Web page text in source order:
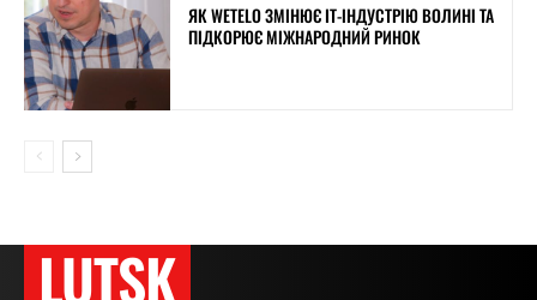
ЯК WETELO ЗМІНЮЄ IT-ІНДУСТРІЮ ВОЛИНІ ТА
ПІДКОРЮЄ МІЖНАРОДНИЙ РИНОК
LUTSK